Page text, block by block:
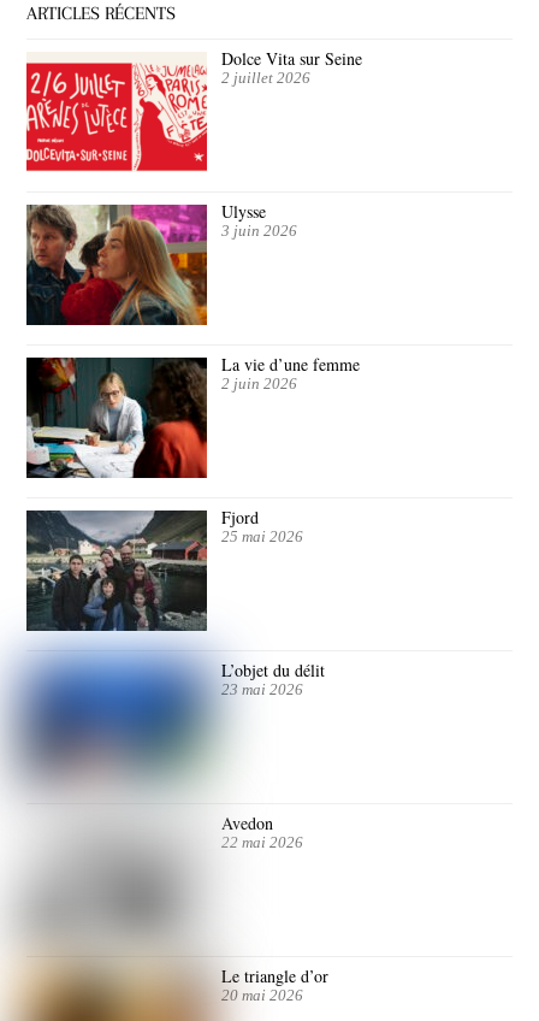
ARTICLES RÉCENTS
Dolce Vita sur Seine
2 juillet 2026
Ulysse
3 juin 2026
La vie d’une femme
2 juin 2026
Fjord
25 mai 2026
L’objet du délit
23 mai 2026
Avedon
22 mai 2026
Le triangle d’or
20 mai 2026